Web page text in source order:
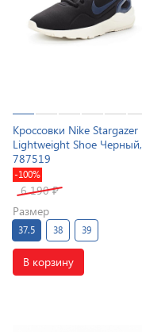
Кроссовки Nike Stargazer
Lightweight Shoe Черный,
787519
-100%
6 190₽
Размер
37.5 38 39
В корзину